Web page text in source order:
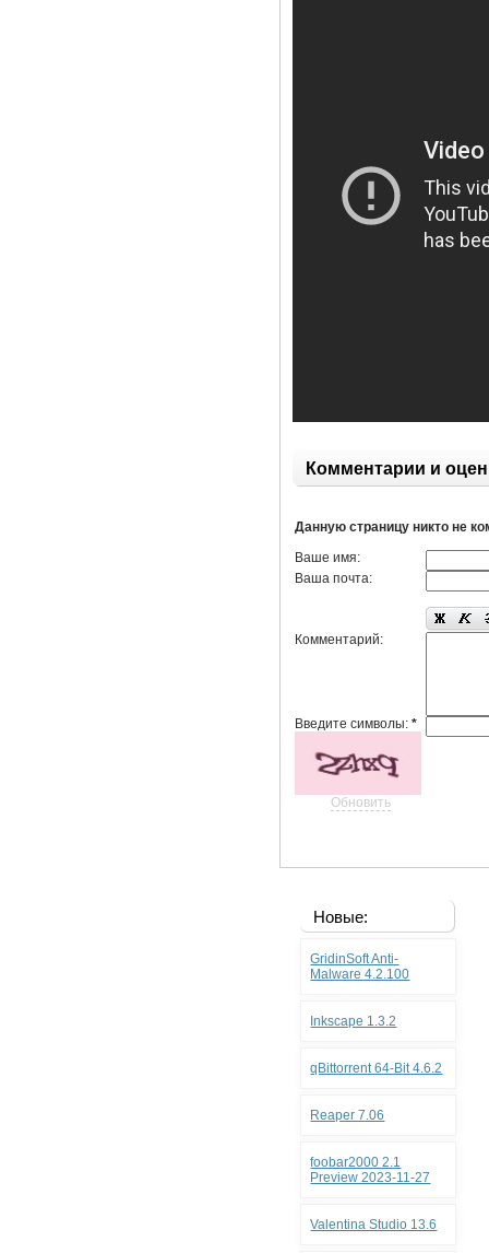
Комментарии и
Данную страницу никто не
Ваше имя:
Ваша почта:
Комментарий:
Введите символы:*
Обновить
Новые:
GridinSoft Anti-
Malware 4.2.100
Inkscape 1.3.2
qBittorrent 64-Bit 4.6.2
Reaper 7.06
foobar2000 2.1
Preview 2023-11-27
Valentina Studio 13.6